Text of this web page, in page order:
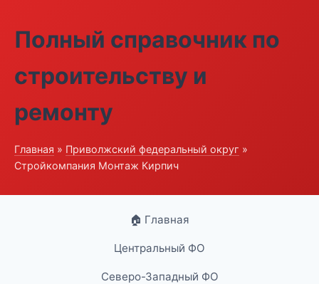
Полный справочник по
строительству и
ремонту
Главная » Приволжский федеральный округ »
Стройкомпания Монтаж Кирпич
🏠 Главная
Центральный ФО
Северо-Западный ФО